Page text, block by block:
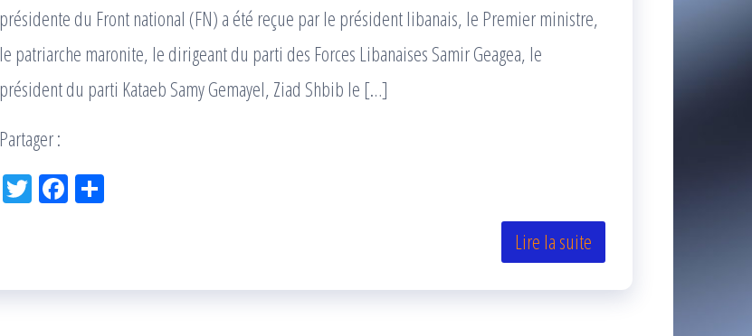
présidente du Front national (FN) a été reçue par le président libanais, le Premier ministre,
le patriarche maronite, le dirigeant du parti des Forces Libanaises Samir Geagea, le
président du parti Kataeb Samy Gemayel, Ziad Shbib le […]
Partager :
Tw Fac
Lire la suite